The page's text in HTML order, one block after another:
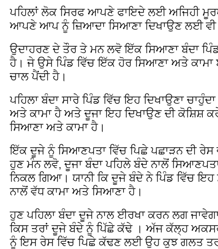
ਪਹਿਲਾਂ ਲੋਕ ਸਿਰਫ ਆਪਣੇ ਫਾਇਦੇ ਲਈ ਅਜਿਹੀ
ਆਪਣੇ ਆਪ ਨੂੰ ਜ਼ਿਆਦਾ ਸਿਆਣਾ ਦਿਖਾਉਣ ਲਈ ਵੀ
ਉਦਾਹਰਣ ਦੇ ਤੌਰ ਤੇ ਮਨ ਲਵੋ ਇੱਕ ਸਿਆਣਾ ਬੰਦਾ
ਹੈ। ਜੇ ਉਸੇ ਪਿੰਡ ਵਿੱਚ ਇੱਕ ਹੋਰ ਸਿਆਣਾ ਅਤੇ ਕਾਮਾ
ਚਾਲ ਪੈਂਦੀ ਹੈ।
ਪਹਿਲਾ ਬੰਦਾ ਸਾਰੇ ਪਿੰਡ ਵਿੱਚ ਇਹ ਦਿਖਾਉਣਾ
ਅਤੇ ਕਾਮਾ ਹੈ ਅਤੇ ਦੂਜਾ ਇਹ ਦਿਖਾਉਣ ਦੀ ਕੋਸ਼ਿਸ਼
ਸਿਆਣਾ ਅਤੇ ਕਾਮਾ ਹੈ।
ਇੱਕ ਦੂਜੇ ਨੂੰ ਸਿਆਣਪਤਾ ਵਿੱਚ ਪਿਛੇ ਪਛਾੜਨ ਦੀ ਰੇਸ
ਹੁਣ ਮੰਨ ਲਵੋ, ਦੂਜਾ ਬੰਦਾ ਪਹਿਲੇ ਬੰਦੇ ਨਾਲੋਂ
ਨਿਕਲ ਗਿਆ। ਯਾਨੀ ਕਿ ਦੂਜੇ ਬੰਦੇ ਨੇ ਪਿੰਡ ਵਿੱਚ ਇਹ
ਨਾਲੋਂ ਵੱਧ ਕਾਮਾ ਅਤੇ ਸਿਆਣਾ ਹੈ।
ਹੁਣ ਪਹਿਲਾ ਬੰਦਾ ਦੂਜੇ ਨਾਲ ਈਰਖਾ ਕਰਨ ਲਗ
ਕਿਸ ਤਰਾਂ ਦੂਜੇ ਬੰਦੇ ਨੂੰ ਪਿੱਛੇ ਕੱਢੇ । ਅੱਜ ਕੱਲ੍ਹ
ਨੂੰ ਇਸ ਰੇਸ ਵਿੱਚ ਪਿਛੇ ਕੱਢਣ ਲਈ ਉਹ ਕੁਝ ਗਲਤ